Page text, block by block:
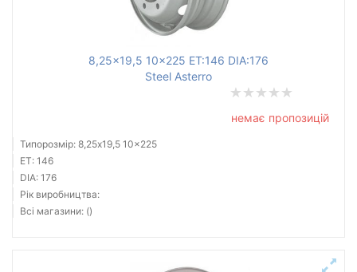
8,25x19,5 10x225 ET:146 DIA:176
Steel Asterro
немає пропозицій
Типорозмір: 8,25x19,5 10x225
ET: 146
DIA: 176
Рік виробництва:
Всі магазини: ()